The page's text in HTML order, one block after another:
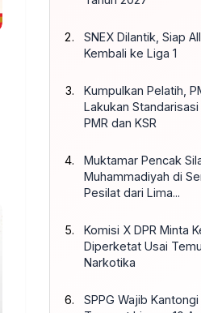
SNEX Dilantik, Siap
Kembali ke Liga 1
Kumpulkan Pelatih,
Lakukan
PMR dan KSR
Muktamar Pencak
Muhammadiyah di
Pesilat dari Lima...
Komisi X DPR Minta
Diperketat Usai
Narkotika
SPPG Wajib Kantongi